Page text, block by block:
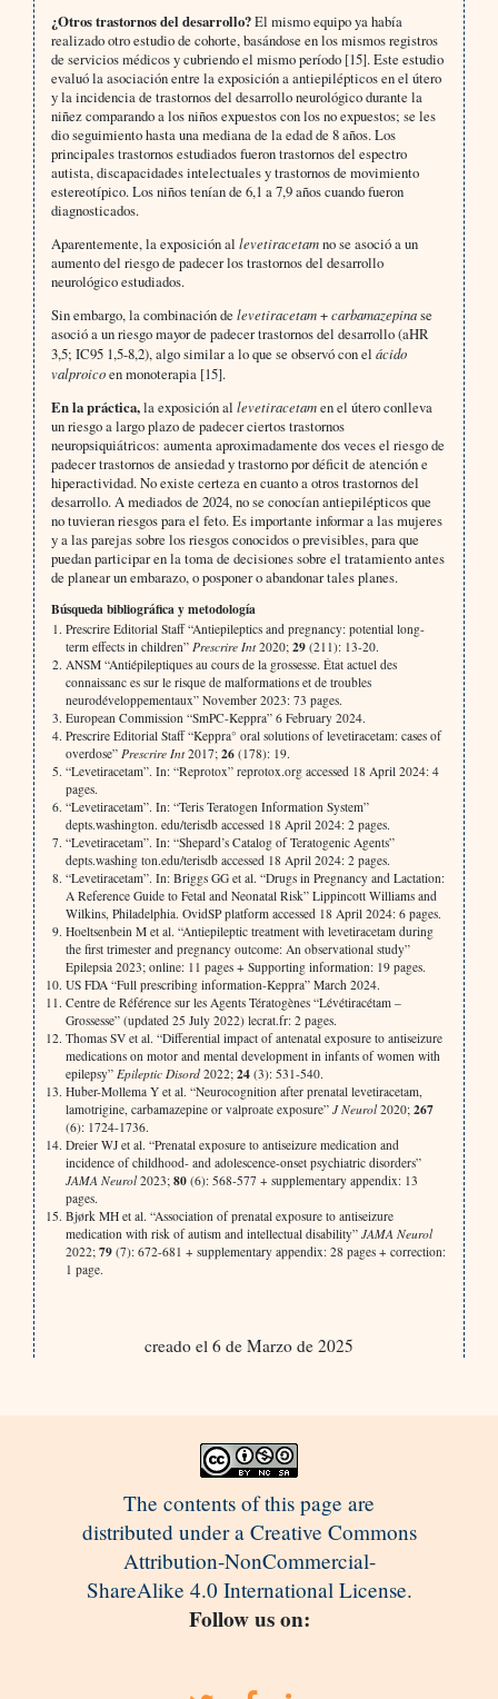
¿Otros trastornos del desarrollo?El mismo equipo ya había
realizado otro estudio de cohorte, basándose en los mismos registros
de servicios médicos y cubriendo el mismo período [15]. Este estudio
evaluó la asociación entre la exposición a antiepilépticos en el útero
y la incidencia de trastornos del desarrollo neurológico durante la
niñez comparando a los niños expuestos con los no expuestos; se les
dio seguimiento hasta una mediana de la edad de 8 años. Los
principales trastornos estudiados fueron trastornos del espectro
autista, discapacidades intelectuales y trastornos de movimiento
estereotípico. Los niños tenían de 6,1 a 7,9 años cuando fueron
diagnosticados.
Aparentemente, la exposición al levetiracetamno se asoció a un
aumento del riesgo de padecer los trastornos del desarrollo
neurológico estudiados.
Sin embargo, la combinación de levetiracetam+carbamazepinase
asoció a un riesgo mayor de padecer trastornos del desarrollo (aHR
3,5; IC95 1,5-8,2), algo similar a lo que se observó con el ácido
valproicoen monoterapia [15].
En la práctica,la exposición al levetiracetamen el útero conlleva
un riesgo a largo plazo de padecer ciertos trastornos
neuropsiquiátricos: aumenta aproximadamente dos veces el riesgo de
padecer trastornos de ansiedad y trastorno por déficit de atención e
hiperactividad. No existe certeza en cuanto a otros trastornos del
desarrollo. A mediados de 2024, no se conocían antiepilépticos que
no tuvieran riesgos para el feto. Es importante informar a las mujeres
y a las parejas sobre los riesgos conocidos o previsibles, para que
puedan participar en la toma de decisiones sobre el tratamiento antes
de planear un embarazo, o posponer o abandonar tales planes.
Búsqueda bibliográfica y metodología
Prescrire Editorial Staff “Antiepileptics and pregnancy: potential long-
term effects in children” Prescrire Int2020; 29 (211): 13-20.
ANSM “Antiépileptiques au cours de la grossesse. État actuel des
connaissanc es sur le risque de malformations et de troubles
neurodéveloppementaux” November 2023: 73 pages.
European Commission “SmPC-Keppra” 6 February 2024.
Prescrire Editorial Staff “Keppra° oral solutions of levetiracetam: cases of
overdose” Prescrire Int2017; 26 (178): 19.
“Levetiracetam”. In: “Reprotox” reprotox.org accessed 18 April 2024: 4
pages.
“Levetiracetam”. In: “Teris Teratogen Information System”
depts.washington. edu/terisdb accessed 18 April 2024: 2 pages.
“Levetiracetam”. In: “Shepard’s Catalog of Teratogenic Agents”
depts.washing ton.edu/terisdb accessed 18 April 2024: 2 pages.
“Levetiracetam”. In: Briggs GG et al. “Drugs in Pregnancy and Lactation:
A Reference Guide to Fetal and Neonatal Risk” Lippincott Williams and
Wilkins, Philadelphia. OvidSP platform accessed 18 April 2024: 6 pages.
Hoeltsenbein M et al. “Antiepileptic treatment with levetiracetam during
the first trimester and pregnancy outcome: An observational study”
Epilepsia 2023; online: 11 pages + Supporting information: 19 pages.
US FDA “Full prescribing information-Keppra” March 2024.
Centre de Référence sur les Agents Tératogènes “Lévétiracétam –
Grossesse” (updated 25 July 2022) lecrat.fr: 2 pages.
Thomas SV et al. “Differential impact of antenatal exposure to antiseizure
medications on motor and mental development in infants of women with
epilepsy” Epileptic Disord 2022; 24 (3): 531-540.
Huber-Mollema Y et al. “Neurocognition after prenatal levetiracetam,
lamotrigine, carbamazepine or valproate exposure” J Neurol2020; 267
(6): 1724-1736.
Dreier WJ et al. “Prenatal exposure to antiseizure medication and
incidence of childhood- and adolescence-onset psychiatric disorders”
JAMA Neurol2023; 80 (6): 568-577 + supplementary appendix: 13
pages.
Bjørk MH et al. “Association of prenatal exposure to antiseizure
medication with risk of autism and intellectual disability” JAMA Neurol
2022; 79 (7): 672-681 + supplementary appendix: 28 pages + correction:
1 page.
creado el 6 de Marzo de 2025
The contents of this page are
distributed under a Creative Commons
Attribution-NonCommercial-
ShareAlike 4.0 International License.
Follow us on: